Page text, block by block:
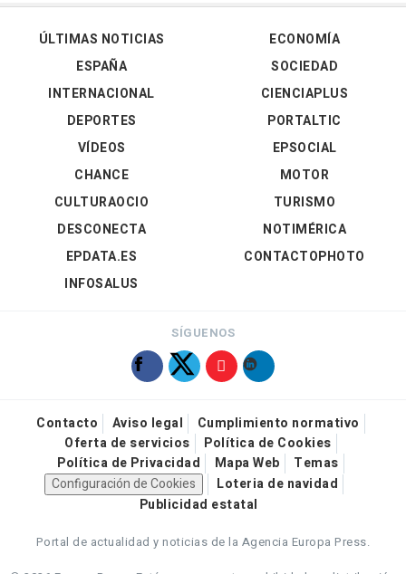
ÚLTIMAS NOTICIAS
ESPAÑA
INTERNACIONAL
DEPORTES
VÍDEOS
ECONOMÍA
SOCIEDAD
CIENCIAPLUS
PORTALTIC
EPSOCIAL
CHANCE
CULTURAOCIO
DESCONECTA
EPDATA.ES
INFOSALUS
MOTOR
TURISMO
NOTIMÉRICA
CONTACTOPHOTO
SÍGUENOS
Contacto Aviso legal
Cumplimiento normativo
Oferta de servicios
Política de Cookies
Política de Privacidad
Mapa Web
Temas
Configuración de Cookies
Loteria de navidad
Publicidad estatal
Portal de actualidad y noticias de la Agencia Europa Press.